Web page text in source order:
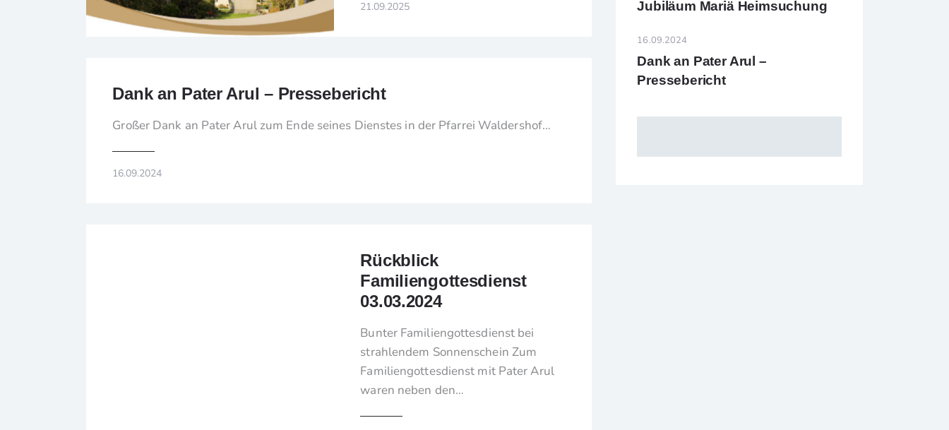
21.09.2025
Dank an Pater Arul – Pressebericht
Großer Dank an Pater Arul zum Ende seines Dienstes in der Pfarrei Waldershof…
16.09.2024
Rückblick
Familiengottesdienst
03.03.2024
Bunter Familiengottesdienst bei
strahlendem Sonnenschein Zum
Familiengottesdienst mit Pater Arul
waren neben den…
Jubiläum Mariä Heimsuchung
16.09.2024
Dank an Pater Arul –
Pressebericht